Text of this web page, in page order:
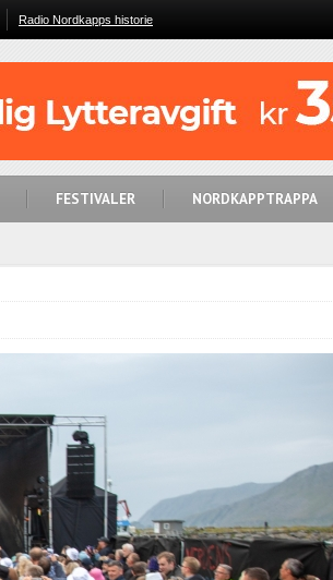
Radio Nordkapps historie
FESTIVALER NORDKAPPTRAPPA